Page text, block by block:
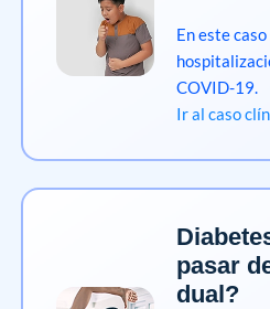
En este
COVID-19.
Ir al caso
pasar
dual?